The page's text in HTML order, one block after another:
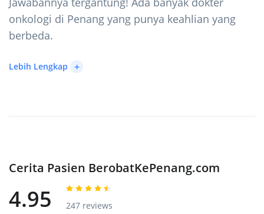
onkologi di Penang yang punya keahlian yang
berbeda.
Lebih Lengkap +
Cerita Pasien BerobatKePenang.com
4.95 247 reviews